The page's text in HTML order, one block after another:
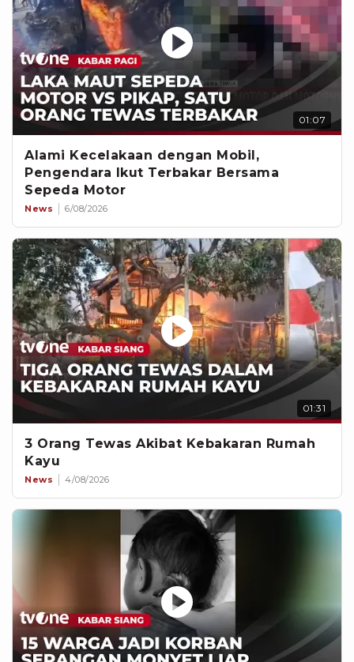
01:07
Alami Kecelakaan dengan Mobil,
Pengendara Ikut Terbakar Bersama
Sepeda Motor
News 6/08/2026
01:31
3 Orang Tewas Akibat Kebakaran Rumah
Kayu
News 4/08/2026